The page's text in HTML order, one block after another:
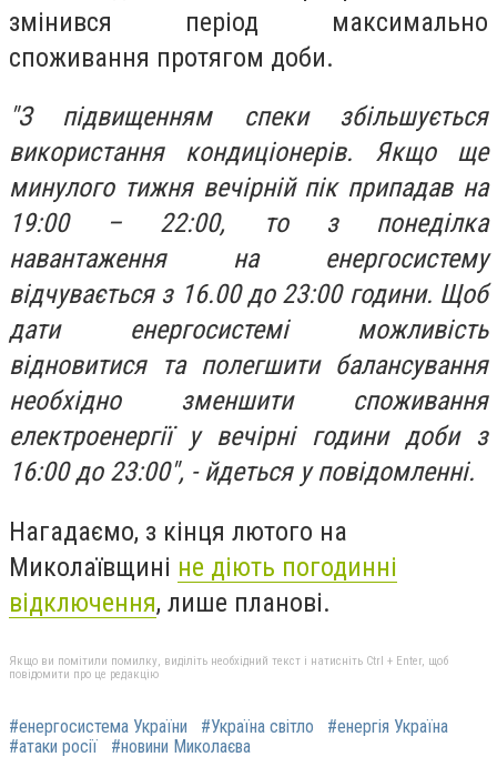
змінився період максимально
споживання протягом доби.
"З підвищенням спеки збільшується
використання кондиціонерів. Якщо ще
минулого тижня вечірній пік припадав на
19:00 – 22:00, то з понеділка
навантаження на енергосистему
відчувається з 16.00 до 23:00 години. Щоб
дати енергосистемі можливість
відновитися та полегшити балансування
необхідно зменшити споживання
електроенергії у вечірні години доби з
16:00 до 23:00", - йдеться у повідомленні.
Нагадаємо, з кінця лютого на
Миколаївщині не діють погодинні
відключення, лише планові.
Якщо ви помітили помилку, виділіть необхідний текст і натисніть Ctrl + Enter, щоб
повідомити про це редакцію
#енергосистема України #Україна світло
#енергія Україна
#атаки росії
#новини Миколаєва